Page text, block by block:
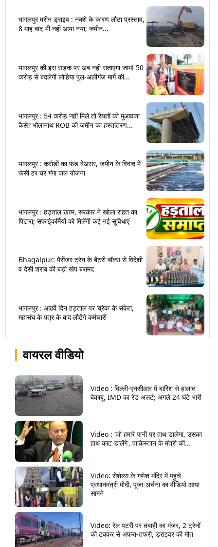
वायरल वीडियो
Video : दिल्ली-एनसीआर में बारिश से हालात
बेकाबू, IMD का रेड अलर्ट; अगले 24 घंटे भारी
Video : ‘जो हमारे पानी पर हाथ डालेगा, उसका
हाथ काट डालेंगे’, पाकिस्तान के मंत्री की...
Video: सेशेल्स के गणेश मंदिर में पहुंचे
प्रधानमंत्री मोदी, पूजा-अर्चना का वीडियो आया
सामने
Video: रेल पटरी पर तबाही का मंजर, 2 ट्रेनों
की टक्कर से अफरा-तफरी, ड्राइवर की मौत
भागलपुर मरीन ड्राइव : नक्शे के कारण लौटा प्रस्ताव,
8 माह बाद भी नहीं आया नया; जमीन...
भागलपुर की इस सड़क पर अब नहीं सताएगा जाम! 50
करोड़ से बदलेगी लोहिया पुल-अलीगंज मार्ग की...
भागलपुर : 54 करोड़ नहीं मिले तो रैयतों को मुआवजा
कैसे? भोलानाथ ROB की जमीन का हस्तांतरण...
भागलपुर : करोड़ों का फंड बेअसर, जमीन के विवाद में
फंसी हर घर गंगा जल योजना
भागलपुर : हड़ताल खत्म, सरकार ने खोला राहत का
पिटारा; सफाईकर्मियों को मिलेंगी कई नई सुविधाएं
Bhagalpur: पैसेंजर ट्रेन के बैटरी बॉक्स से विदेशी
व देसी शराब की बड़ी खेप बरामद
भागलपुर : आठवें दिन हड़ताल पर ‘ब्रेक’ के संकेत,
महासंघ के पत्र के बाद लौटेंगे कर्मचारी